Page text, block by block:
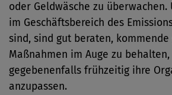
oder Geldwäsche zu
im Geschäftsbereich des
sind, sind gut beraten, kommende
Maßnahmen im Auge zu behalten,
gegebenenfalls frühzeitig ihre
anzupassen.